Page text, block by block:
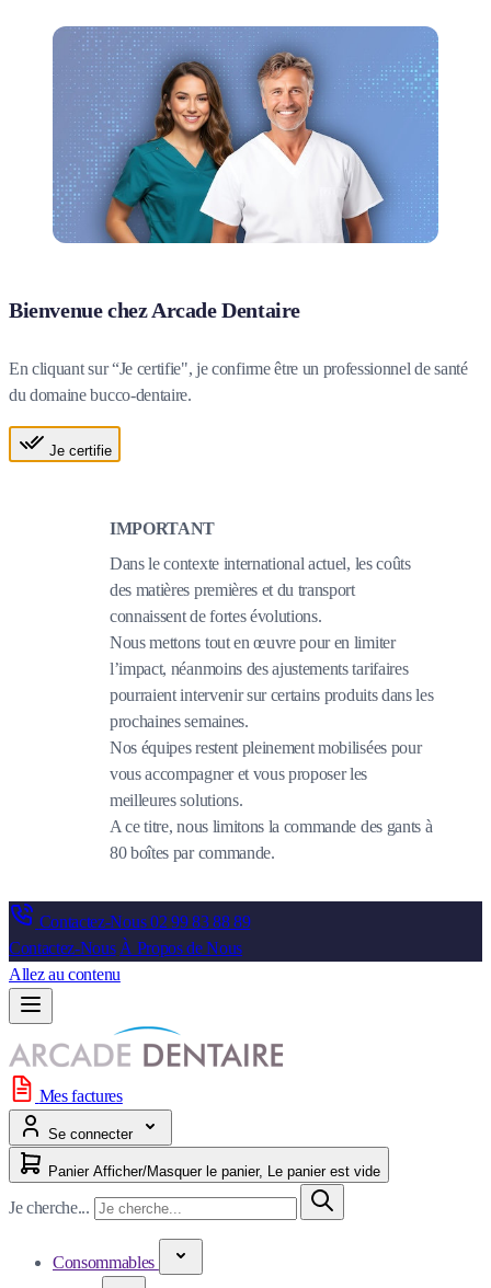
Bienvenue chez Arcade Dentaire
En cliquant sur “Je certifie", je confirme être un professionnel de santé
du domaine bucco-dentaire.
Je certifie
IMPORTANT
Dans le contexte international actuel, les coûts
des matières premières et du transport
connaissent de fortes évolutions.
Nous mettons tout en œuvre pour en limiter
l’impact, néanmoins des ajustements tarifaires
pourraient intervenir sur certains produits dans les
prochaines semaines.
Nos équipes restent pleinement mobilisées pour
vous accompagner et vous proposer les
meilleures solutions.
A ce titre, nous limitons la commande des gants à
80 boîtes par commande.
Contactez-Nous02 99 83 88 89
Contactez-Nous À Propos de Nous
Allez au contenu
Mes factures
Se connecter
Panier Afficher/Masquer le panier, Le panier est vide
Je cherche...
Consommables